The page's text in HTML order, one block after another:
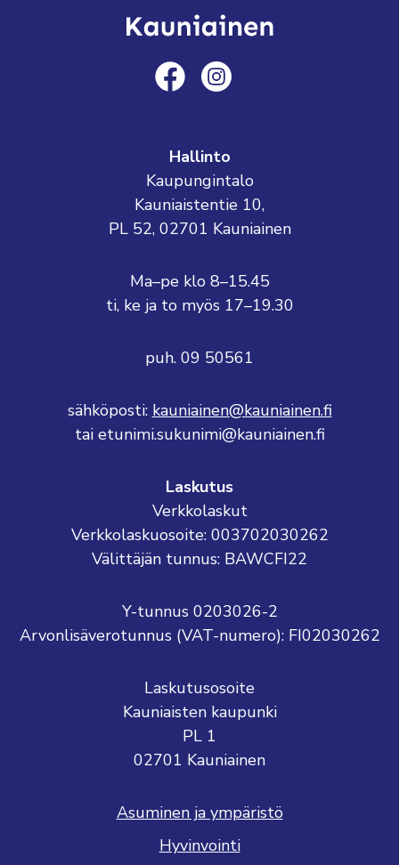
Hallinto
Kaupungintalo
Kauniaistentie 10,
PL 52, 02701 Kauniainen
Ma–pe klo 8–15.45
ti, ke ja to myös 17–19.30
puh. 09 50561
sähköposti: kauniainen@kauniainen.fi
tai etunimi.sukunimi@kauniainen.fi
Laskutus
Verkkolaskut
Verkkolaskuosoite: 003702030262
Välittäjän tunnus: BAWCFI22
Y-tunnus 0203026-2
Arvonlisäverotunnus (VAT-numero): FI02030262
Laskutusosoite
Kauniaisten kaupunki
PL 1
02701 Kauniainen
Asuminen ja ympäristö
Hyvinvointi